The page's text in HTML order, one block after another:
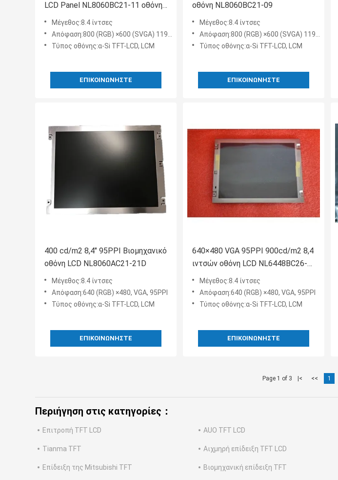
LCD Panel NL8060BC21-11 οθόνη
LCDΜέγεθος:8.4 ίντσες
Απόφαση:800 (RGB) ×600 (SVGA) 119PPI
Τύπος οθόνης:α-Si TFT-LCD, LCM
ΕΠΙΚΟΙΝΩΝΉΣΤΕ
οθόνη NL8060BC21-09
Μέγεθος:8.4 ίντσες
Απόφαση:800 (RGB) ×600 (SVGA) 119PPI
Τύπος οθόνης:α-Si TFT-LCD, LCM
ΕΠΙΚΟΙΝΩΝΉΣΤΕ
400 cd/m2 8,4" 95PPI Βιομηχανικό
οθόνη LCD NL8060AC21-21D
Μέγεθος:8.4 ίντσες
Απόφαση:640 (RGB) ×480, VGA, 95PPI
Τύπος οθόνης:α-Si TFT-LCD, LCM
ΕΠΙΚΟΙΝΩΝΉΣΤΕ
640×480 VGA 95PPI 900cd/m2 8,4
ιντσών οθόνη LCD NL6448BC26-
27FΜέγεθος:8.4 ίντσες
Απόφαση:640 (RGB) ×480, VGA, 95PPI
Τύπος οθόνης:α-Si TFT-LCD, LCM
ΕΠΙΚΟΙΝΩΝΉΣΤΕ
Page 1 of 3 |< << 1
Περιήγηση στις κατηγορίες：
Επιτροπή TFT LCD AUO TFT LCD
Tianma TFT Αιχμηρή επίδειξη TFT LCD
Επίδειξη της Mitsubishi TFT Βιομηχανική επίδειξη TFT